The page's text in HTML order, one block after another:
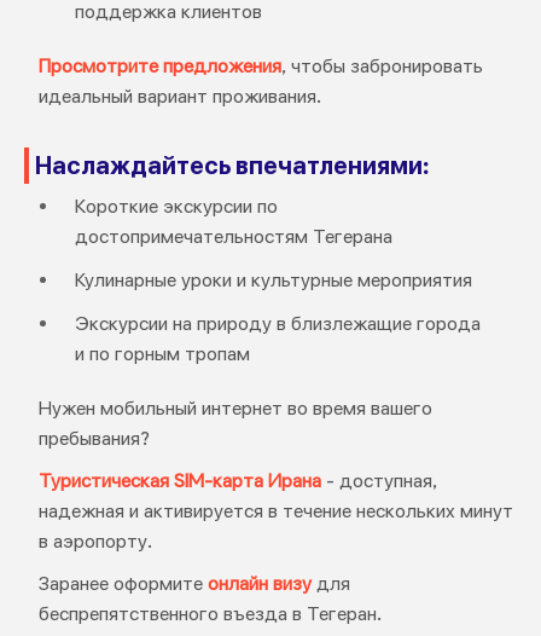
поддержка клиентов
Просмотрите предложения, чтобы забронировать
идеальный вариант проживания.
Наслаждайтесь впечатлениями:
Короткие экскурсии по
достопримечательностям Тегерана
Кулинарные уроки и культурные мероприятия
Экскурсии на природу в близлежащие города
и по горным тропам
Нужен мобильный интернет во время вашего
пребывания?
Туристическая SIM-карта Ирана- доступная,
надежная и активируется в течение нескольких минут
в аэропорту.
Заранее оформите онлайн визудля
беспрепятственного въезда в Тегеран.